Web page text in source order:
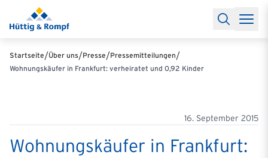
Baufinanzierung
RechnerBaufinanzierungsrechner
Anschlussfinanzierung
Partnerschaft
Partner werden
Erfolgreiche Partnerschaften
Reports
Käuferprofile 2026 10 Jahre Städtevergleich
Startseite/Über uns/Presse/Pressemitteilungen/
Wohnungskäufer in Frankfurt: verheiratet und 0,92 Kinder
16. September 2015
Wohnungskäufer in Frankfurt: